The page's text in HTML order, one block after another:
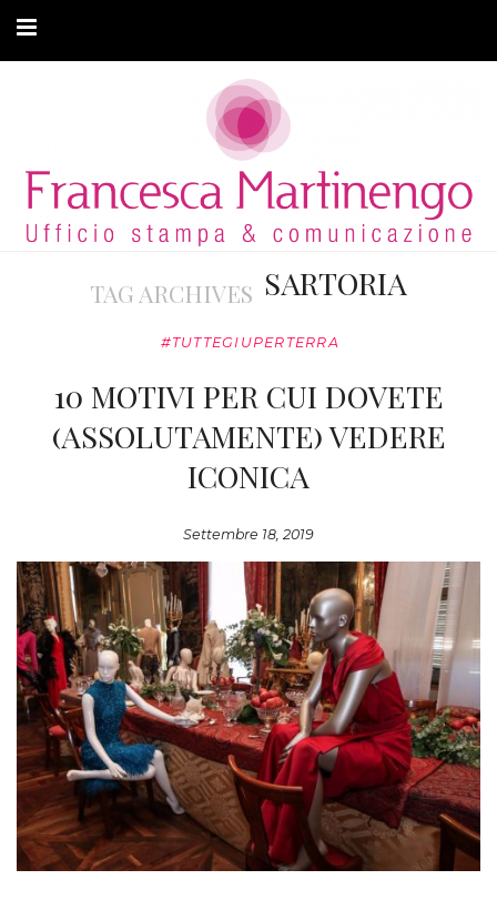
ARTICOLI
MODA ADATTIVA
CONTATTITAG ARCHIVES SARTORIA
#TUTTEGIUPERTERRA
10 MOTIVI PER CUI DOVETE
(ASSOLUTAMENTE) VEDERE
ICONICA
Settembre 18, 2019